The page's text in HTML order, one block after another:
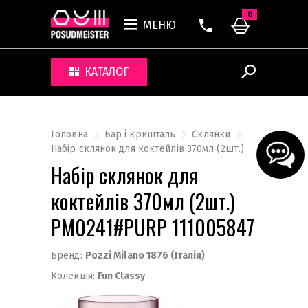
МЕНЮ
КАТАЛОГ
0
Головна Бар і кришталь
Склянки
Набір склянок для коктейлів 370мл (2шт.)
Набір склянок для
коктейлів 370мл (2шт.)
PM0241#PURP 111005847
Бренд: Pozzi Milano 1876 (Італія)
Колекція: Fun Classy